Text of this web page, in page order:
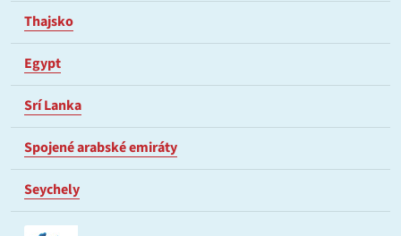
Thajsko
Egypt
Srí Lanka
Spojené arabské emiráty
Seychely